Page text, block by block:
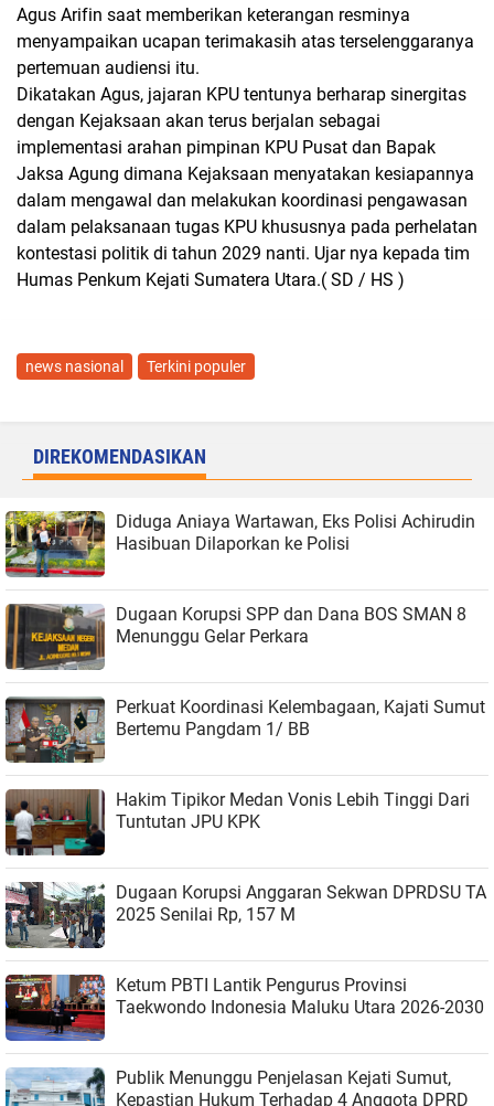
Agus Arifin saat memberikan keterangan resminya
menyampaikan ucapan terimakasih atas terselenggaranya
pertemuan audiensi itu.
Dikatakan Agus, jajaran KPU tentunya berharap sinergitas
dengan Kejaksaan akan terus berjalan sebagai
implementasi arahan pimpinan KPU Pusat dan Bapak
Jaksa Agung dimana Kejaksaan menyatakan kesiapannya
dalam mengawal dan melakukan koordinasi pengawasan
dalam pelaksanaan tugas KPU khususnya pada perhelatan
kontestasi politik di tahun 2029 nanti. Ujar nya kepada tim
Humas Penkum Kejati Sumatera Utara.( SD / HS )
news nasional Terkini populer
DIREKOMENDASIKAN
Diduga Aniaya Wartawan, Eks Polisi Achirudin
Hasibuan Dilaporkan ke Polisi
Dugaan Korupsi SPP dan Dana BOS SMAN 8
Menunggu Gelar Perkara
Perkuat Koordinasi Kelembagaan, Kajati Sumut
Bertemu Pangdam 1/ BB
Hakim Tipikor Medan Vonis Lebih Tinggi Dari
Tuntutan JPU KPK
Dugaan Korupsi Anggaran Sekwan DPRDSU TA
2025 Senilai Rp, 157 M
Ketum PBTI Lantik Pengurus Provinsi
Taekwondo Indonesia Maluku Utara 2026-2030
Publik Menunggu Penjelasan Kejati Sumut,
Kepastian Hukum Terhadap 4 Anggota DPRD